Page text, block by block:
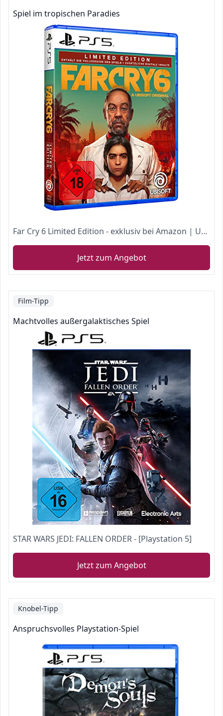
Spiel im tropischen Paradies
Far Cry 6 Limited Edition - exklusiv bei Amazon | Uncut - [PlayStation 5]
Jetzt zum Angebot
Film-Tipp
Machtvolles außergalaktisches Spiel
STAR WARS JEDI: FALLEN ORDER - [Playstation 5]
Jetzt zum Angebot
Knobel-Tipp
Anspruchsvolles Playstation-Spiel